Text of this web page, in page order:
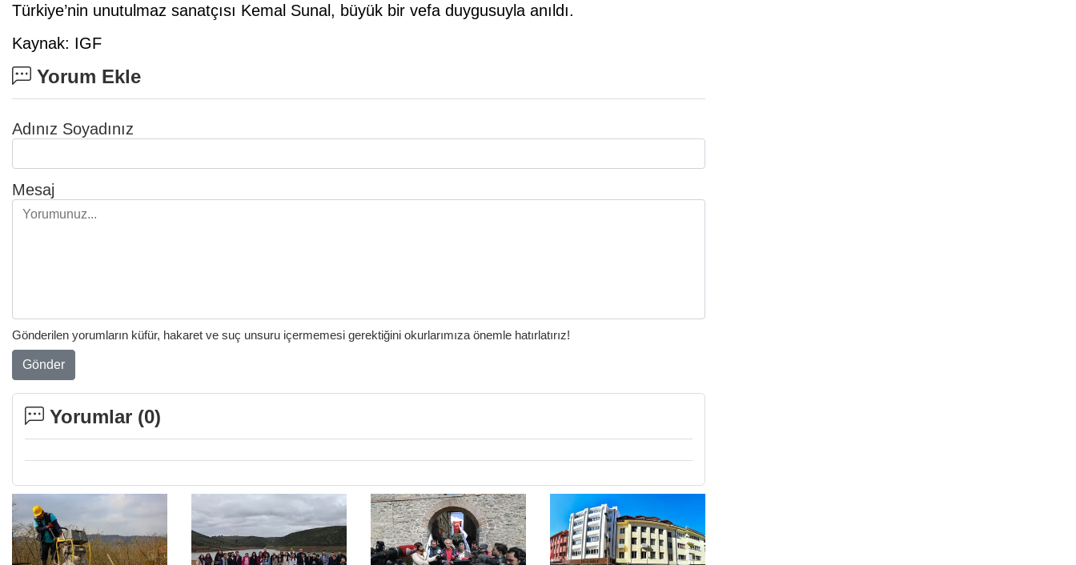
Türkiye’nin unutulmaz sanatçısı Kemal Sunal, büyük bir vefa duygusuyla anıldı.
Kaynak: IGF
Yorum Ekle
Adınız Soyadınız
Mesaj
Gönderilen yorumların küfür, hakaret ve suç unsuru içermemesi gerektiğini okurlarımıza önemle hatırlatırız!
Gönder
Yorumlar (0)